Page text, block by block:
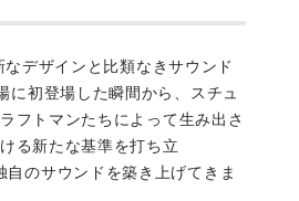
デザインと比類なきサウンド
初登場した瞬間から、スチュ
フトマンたちによって生み出さ
る新たな基準を打ち立
のサウンドを築き上げてきま